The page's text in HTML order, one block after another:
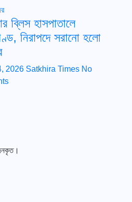
ব্লিস হাসপাতালে
নিরাপদে সরানো হলো
2026 Satkhira Times No